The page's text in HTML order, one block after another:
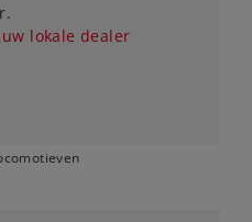
lokale dealer